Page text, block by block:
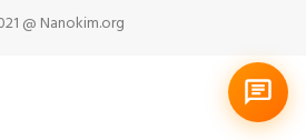
@ Nanokim.org